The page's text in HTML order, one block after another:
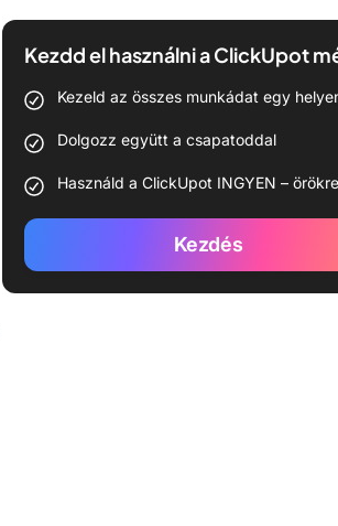
Kezdd el használni a ClickUpot
Kezeld az összes munkádat egy
Dolgozz együtt a csapatoddal
Használd a ClickUpot INGYEN – örökre
Kezdés